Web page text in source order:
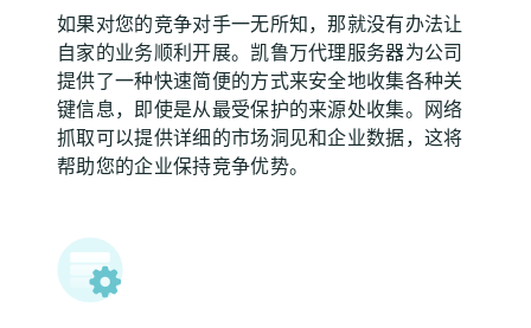
如果对您的竞争对手一无所知，那就没有办法让
自家的业务顺利开展。凯鲁万代理服务器为公司
提供了一种快速简便的方式来安全地收集各种关
键信息，即使是从最受保护的来源处收集。网络
抓取可以提供详细的市场洞见和企业数据，这将
帮助您的企业保持竞争优势。